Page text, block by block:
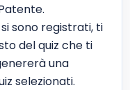
sono registrati, ti
del quiz che ti
una
selezionati.